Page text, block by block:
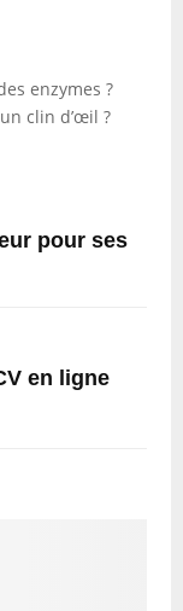
enzymes ?
clin d’œil ?
pour ses
en ligne